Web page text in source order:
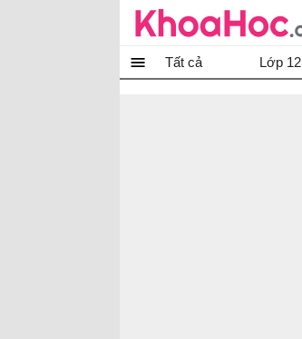
Tất cả Lớp 12